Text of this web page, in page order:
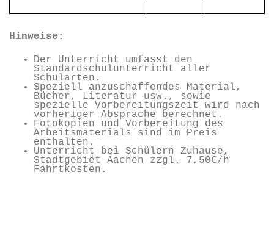
Hinweise:
Der Unterricht umfasst den
Standardschulunterricht aller
Schularten.
Speziell anzuschaffendes Material,
Bücher, Literatur usw., sowie
spezielle Vorbereitungszeit wird nach
vorheriger Absprache berechnet.
Fotokopien und Vorbereitung des
Arbeitsmaterials sind im Preis
enthalten.
Unterricht bei Schülern Zuhause,
Stadtgebiet Aachen zzgl. 7,50€/h
Fahrtkosten.